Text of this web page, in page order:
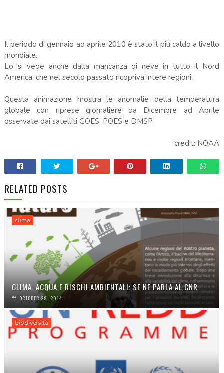
Il periodo di gennaio ad aprile 2010 è stato il più caldo a livello
mondiale.
Lo si vede anche dalla mancanza di neve in tutto il Nord
America, che nel secolo passato ricopriva intere regioni.
Questa animazione mostra le anomalie della temperatura
globale con riprese giornaliere da Dicembre ad Aprile
osservate dai satelliti GOES, POES e DMSP.
credit: NOAA
RELATED POSTS
clima
CLIMA, ACQUA E RISCHI AMBIENTALI: SE NE PARLA AL CNR
OCTOBER 29, 2014
biodiversità